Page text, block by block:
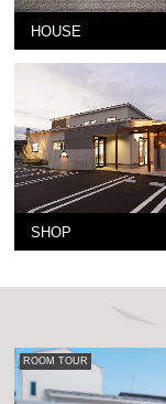
HOUSE
SHOP
ROOM TOUR